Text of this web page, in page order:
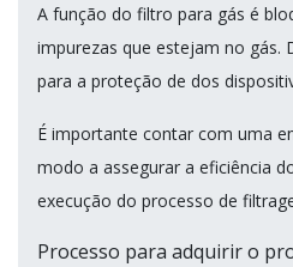
A função do filtro para gás é
impurezas que estejam no gás.
para a proteção de dos
É importante contar com uma
modo a assegurar a eficiência
execução do processo de
Processo para adquirir o